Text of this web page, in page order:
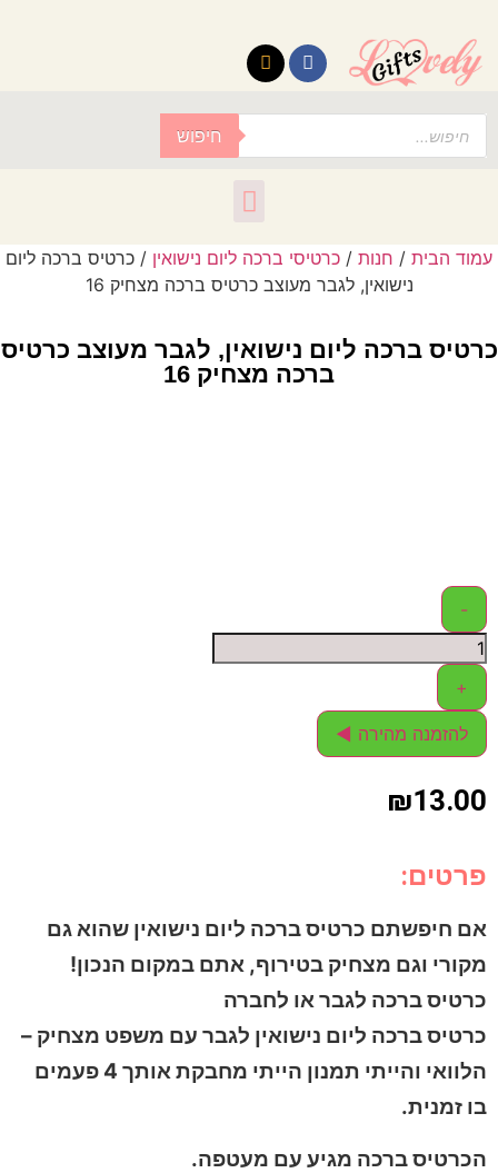
חיפוש
עמוד הבית / חנות / כרטיסי ברכה ליום נישואין / כרטיס ברכה ליום
נישואין, לגבר מעוצב כרטיס ברכה מצחיק 16
כרטיס ברכה ליום נישואין, לגבר מעוצב כרטיס
ברכה מצחיק 16
-
+
להזמנה מהירה ◄
₪13.00
פרטים:
אם חיפשתם כרטיס ברכה ליום נישואין שהוא גם
מקורי וגם מצחיק בטירוף, אתם במקום הנכון!
כרטיס ברכה לגבר או לחברה
כרטיס ברכה ליום נישואין לגבר עם משפט מצחיק –
הלוואי והייתי תמנון הייתי מחבקת אותך 4 פעמים
בו זמנית.
הכרטיס ברכה מגיע עם מעטפה.